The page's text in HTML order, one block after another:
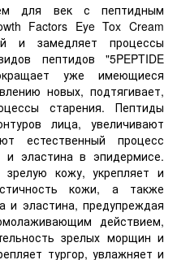
для век с пептидным
Factors Eye Tox Cream
и замедляет процессы
пептидов "5PEPTIDE
уже имеющиеся
новых, подтягивает,
старения. Пептиды
лица, увеличивают
естественный процесс
и эластина в эпидермисе.
кожу, укрепляет и
кожи, а также
и эластина, предупреждая
действием,
зрелых морщин и
тургор, увлажняет и